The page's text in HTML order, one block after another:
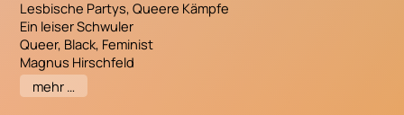
Lesbische Partys, Queere Kämpfe
Ein leiser Schwuler
Queer, Black, Feminist
Magnus Hirschfeld
mehr …